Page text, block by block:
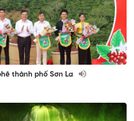
thành phố Sơn La